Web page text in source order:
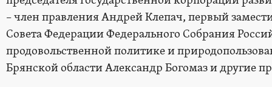
– член правления Андрей Клепач, первый
Совета Федерации Федерального Собрания
продовольственной политике и
Брянской области Александр Богомаз и другие